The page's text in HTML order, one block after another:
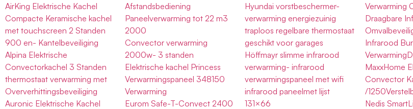
AirKing Elektrische Kachel
Compacte Keramische kachel
met touchscreen 2 Standen
900 en- Kantelbeveiliging
Alpina Elektrische
Convectorkachel 3 Standen
thermostaat verwarming met
Oververhittingsbeveiliging
Auronic Elektrische Kachel
Afstandsbediening
Paneelverwarming tot 22 m3
2000
Convector verwarming
2000w- 3 standen
Elektrische kachel Princess
Verwarmingspaneel 348150
Verwarming
Eurom Safe-T-Convect 2400
Hyundai vorstbeschermer-
verwarming energiezuinig
traploos regelbare thermostaat
geschikt voor garages
Höffmayr slimme infrarood
verwarming- infrarood
verwarmingspaneel met wifi
infrarood paneelmet lijst
131×66
Verwarming
Draagbare
Infrarood
MaxxHome
Convector
/
Nedis